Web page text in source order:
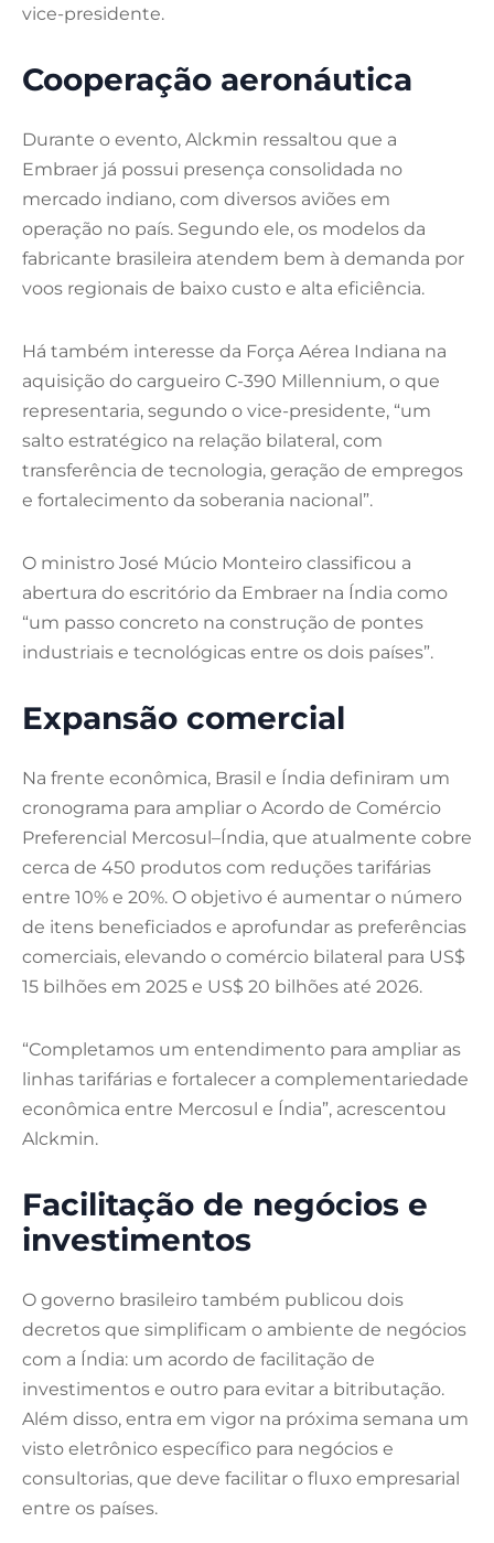
vice-presidente.
Cooperação aeronáutica
Durante o evento, Alckmin ressaltou que a
Embraer já possui presença consolidada no
mercado indiano, com diversos aviões em
operação no país. Segundo ele, os modelos da
fabricante brasileira atendem bem à demanda por
voos regionais de baixo custo e alta eficiência.
Há também interesse da Força Aérea Indiana na
aquisição do cargueiro C-390 Millennium, o que
representaria, segundo o vice-presidente, “um
salto estratégico na relação bilateral, com
transferência de tecnologia, geração de empregos
e fortalecimento da soberania nacional”.
O ministro José Múcio Monteiro classificou a
abertura do escritório da Embraer na Índia como
“um passo concreto na construção de pontes
industriais e tecnológicas entre os dois países”.
Expansão comercial
Na frente econômica, Brasil e Índia definiram um
cronograma para ampliar o Acordo de Comércio
Preferencial Mercosul–Índia, que atualmente cobre
cerca de 450 produtos com reduções tarifárias
entre 10% e 20%. O objetivo é aumentar o número
de itens beneficiados e aprofundar as preferências
comerciais, elevando o comércio bilateral para US$
15 bilhões em 2025 e US$ 20 bilhões até 2026.
“Completamos um entendimento para ampliar as
linhas tarifárias e fortalecer a complementariedade
econômica entre Mercosul e Índia”, acrescentou
Alckmin.
Facilitação de negócios e
investimentos
O governo brasileiro também publicou dois
decretos que simplificam o ambiente de negócios
com a Índia: um acordo de facilitação de
investimentos e outro para evitar a bitributação.
Além disso, entra em vigor na próxima semana um
visto eletrônico específico para negócios e
consultorias, que deve facilitar o fluxo empresarial
entre os países.